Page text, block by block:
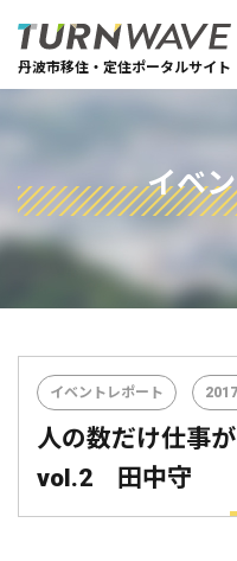
丹波市移住・定住ポータルサイト
イベ
イベントレポート
人の数だけ仕事
vol.2 田中守